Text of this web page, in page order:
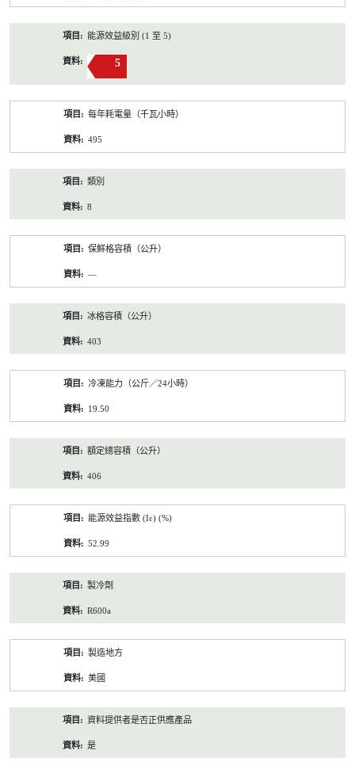
能源效益級別 (1 至 5)
5
每年耗電量（千瓦小時）
495
類別
8
保鮮格容積（公升）
—
冰格容積（公升）
403
冷凍能力（公斤／24小時）
19.50
額定總容積（公升）
406
能源效益指數 (Iε) (%)
52.99
製冷劑
R600a
製造地方
美國
資料提供者是否正供應產品
是